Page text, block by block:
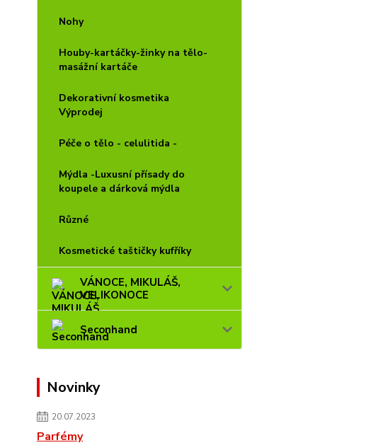
Nohy
Houby-kartáčky-žinky na tělo-
masážní kartáče
Dekorativní kosmetika
Výprodej
Péče o tělo - celulitida -
Mýdla -Luxusní přísady do
koupele a dárková mýdla
Různé
Kosmetické taštičky kufříky
VÁNOCE, MIKULÁŠ,
VELIKONOCE
Seconhand
Novinky
20.07.2023
Parfémy